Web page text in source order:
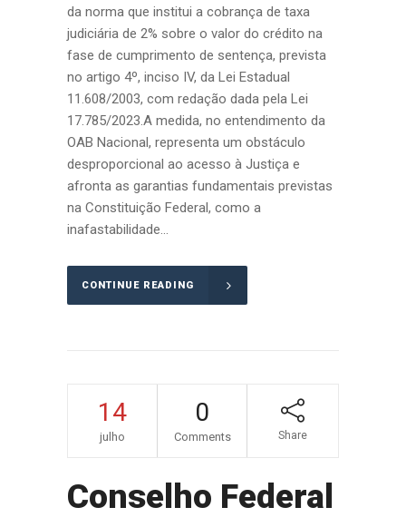
da norma que institui a cobrança de taxa
judiciária de 2% sobre o valor do crédito na
fase de cumprimento de sentença, prevista
no artigo 4º, inciso IV, da Lei Estadual
11.608/2003, com redação dada pela Lei
17.785/2023.A medida, no entendimento da
OAB Nacional, representa um obstáculo
desproporcional ao acesso à Justiça e
afronta as garantias fundamentais previstas
na Constituição Federal, como a
inafastabilidade...
CONTINUE READING
14
julho
0
Comments Share
Conselho Federal